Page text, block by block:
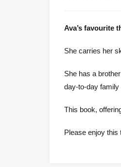
Ava’s favourite
She carries her
She has a
day-to-day family
This book,
Please enjoy this